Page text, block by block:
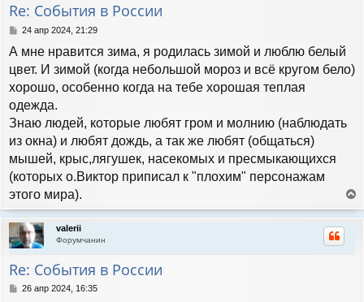
Re: События в России
С
о
б
е
н
и
е
24 апр 2024, 21:29
А мне нравится зима, я родилась зимой и люблю белый
цвет. И зимой (когда небольшой мороз и всё кругом бело)
хорошо, особенно когда на тебе хорошая теплая
одежда.
Знаю людей, которые любят гром и молнию (наблюдать
из окна) и любят дождь, а так же любят (общаться)
мышей, крыс,лягушек, насекомых и пресмыкающихся
(которых о.Виктор приписал к "плохим" персонажам
этого мира).
е
р
valerii
Форумчанин
Re: События в России
С26 апр 2024, 16:35